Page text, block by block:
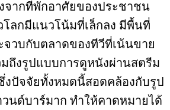
จากที่พักอาศัยของประชาชน
โลกมีแนวโน้มที่เล็กลง มีพื้นที่
จวบกับตลาดของทีวีที่เน้นขาย
ถึงรูปแบบการดูหนังผ่านสตรีม
งปัจจัยทั้งหมดนี้สอดคล้องกับรูป
นด์บาร์มาก ทำให้คาดหมายได้